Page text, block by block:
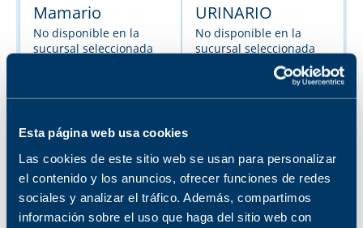
Esta página web usa cookies
Las cookies de este sitio web se usan para personalizar
el contenido y los anuncios, ofrecer funciones de redes
sociales y analizar el tráfico. Además, compartimos
información sobre el uso que haga del sitio web con
Mamario
No disponible en la
sucursal seleccionada
URINARIO
No disponible en la
sucursal seleccionada
Ver sucursales donde
está disponible
CHECK UP ROSA
sucursal seleccionada
Ver sucursales donde
está disponible
CHIQUITINES
No disponible en la
sucursal seleccionada
Ver sucursales donde
está disponible